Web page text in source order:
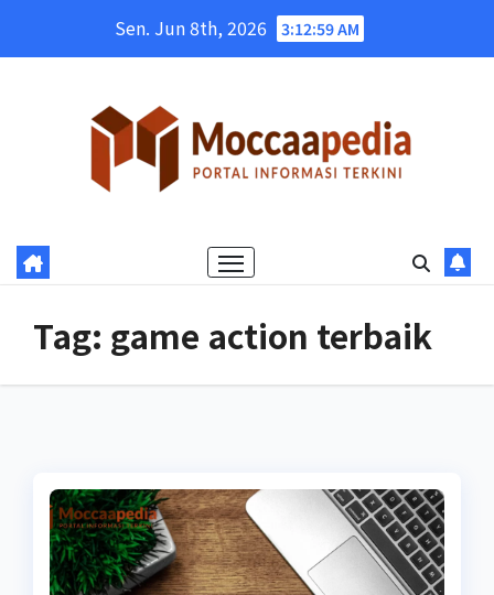
Sen. Jun 8th, 2026 3:12:59 AM
Tag: game action terbaik